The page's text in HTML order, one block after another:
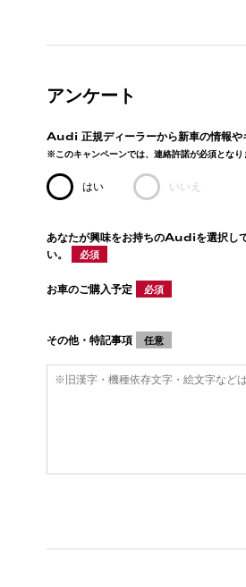
アンケート
Audi 正規ディーラーから新車の情報や
※このキャンペーンでは、連絡許諾が必須となり
はい いいえ
あなたが興味をお持ちのAudiを選択し
い。
必須
お車のご購入予定 必須
その他・特記事項 任意